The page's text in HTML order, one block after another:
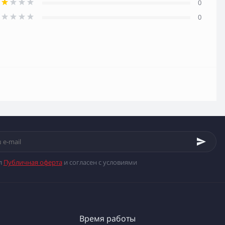
0
0
Публичная офертаи согласен с условиями
Время работы